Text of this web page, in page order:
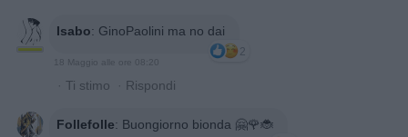
Isabo: GinoPaolini ma no dai
2
18 Maggio alle ore 08:20
· Ti stimo · Rispondi
Follefolle: Buongiorno bionda 🤗🌹🐞